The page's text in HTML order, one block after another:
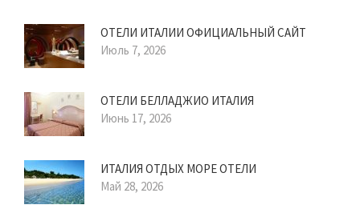
ОТЕЛИ ИТАЛИИ ОФИЦИАЛЬНЫЙ САЙТ
Июль 7, 2026
ОТЕЛИ БЕЛЛАДЖИО ИТАЛИЯ
Июнь 17, 2026
ИТАЛИЯ ОТДЫХ МОРЕ ОТЕЛИ
Май 28, 2026